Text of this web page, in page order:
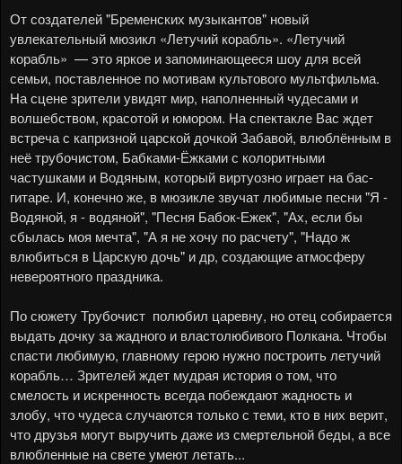
От создателей "Бременских музыкантов" новый
увлекательный мюзикл «Летучий корабль». «Летучий
корабль» — это яркое и запоминающееся шоу для всей
семьи, поставленное по мотивам культового мультфильма.
На сцене зрители увидят мир, наполненный чудесами и
волшебством, красотой и юмором. На спектакле Вас ждет
встреча с капризной царской дочкой Забавой, влюблённым в
неё трубочистом, Бабками-Ёжками с колоритными
частушками и Водяным, который виртуозно играет на бас-
гитаре. И, конечно же, в мюзикле звучат любимые песни "Я -
Водяной, я - водяной", "Песня Бабок-Ежек", "Ах, если бы
сбылась моя мечта", "А я не хочу по расчету", "Надо ж
влюбиться в Царскую дочь" и др, создающие атмосферу
невероятного праздника.
По сюжету Трубочист полюбил царевну, но отец собирается
выдать дочку за жадного и властолюбивого Полкана. Чтобы
спасти любимую, главному герою нужно построить летучий
корабль… Зрителей ждет мудрая история о том, что
смелость и искренность всегда побеждают жадность и
злобу, что чудеса случаются только с теми, кто в них верит,
что друзья могут выручить даже из смертельной беды, а все
влюбленные на свете умеют летать...